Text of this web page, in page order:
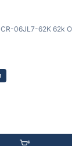
06JL7-62K 62k